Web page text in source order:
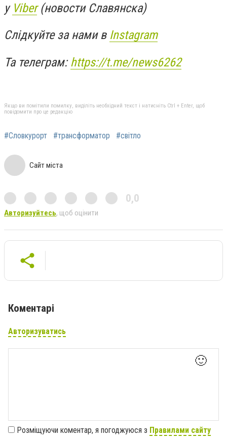
у Viber(новости Славянска)
Слідкуйте за нами в Instagram
Та телеграм:https://t.me/news6262
Якщо ви помітили помилку, виділіть необхідний текст і натисніть Ctrl + Enter, щоб
повідомити про це редакцію
#Словкурорт #трансформатор #світло
Сайт міста
0,0
Авторизуйтесь, щоб оцінити
Коментарі
Авторизуватись
🙂
Розміщуючи коментар, я погоджуюся з Правилами сайту